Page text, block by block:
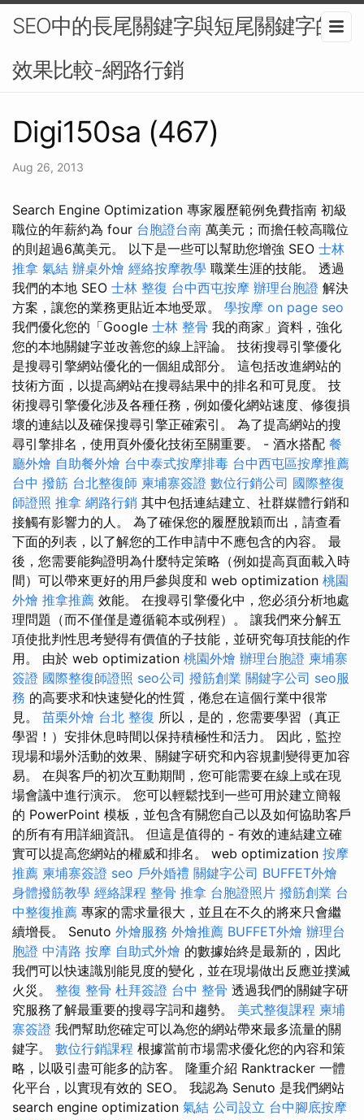
SEO中的長尾關鍵字與短尾關鍵字的
效果比較-網路行銷
Digi150sa (467)
Aug 26, 2013
Search Engine Optimization 專家履歷範例免費指南 初級
職位的年薪約為 four 台胞證台南 萬美元；而擔任較高職位
的則超過6萬美元。 以下是一些可以幫助您增強 SEO 士林
推拿 氣結 辦桌外燴 經絡按摩教學 職業生涯的技能。 透過
我們的本地 SEO 士林 整復 台中西屯按摩 辦理台胞證 解決
方案，讓您的業務更貼近本地受眾。 學按摩 on page seo
我們優化您的「Google 士林 整骨 我的商家」資料，強化
您的本地關鍵字並改善您的線上評論。 技術搜尋引擎優化
是搜尋引擎網站優化的一個組成部分。 這包括改進網站的
技術方面，以提高網站在搜尋結果中的排名和可見度。 技
術搜尋引擎優化涉及各種任務，例如優化網站速度、修復損
壞的連結以及確保搜尋引擎正確索引。 為了提高網站的搜
尋引擎排名，使用頁外優化技術至關重要。 - 酒水搭配 餐
廳外燴 自助餐外燴 台中泰式按摩排毒 台中西屯區按摩推薦
台中 撥筋 台北整復師 柬埔寨簽證 數位行銷公司 國際整復
師證照 推拿 網路行銷 其中包括連結建立、社群媒體行銷和
接觸有影響力的人。 為了確保您的履歷脫穎而出，請查看
下面的列表，以了解您的工作申請中不應包含的內容。 最
後，您需要能夠證明為什麼特定策略（例如提高頁面載入時
間）可以帶來更好的用戶參與度和 web optimization 桃園
外燴 推拿推薦 效能。 在搜尋引擎優化中，您必須分析地處
理問題（而不僅僅是遵循範本或例程）。 讓我們來分解五
項使批判性思考變得有價值的子技能，並研究每項技能的作
用。 由於 web optimization 桃園外燴 辦理台胞證 柬埔寨
簽證 國際整復師證照 seo公司 撥筋創業 關鍵字公司 seo服
務 的高要求和快速變化的性質，倦怠在這個行業中很常
見。 苗栗外燴 台北 整復 所以，是的，您需要學習（真正
學習！）安排休息時間以保持積極性和活力。 因此，監控
現場和場外活動的效果、關鍵字研究和內容規劃變得更加容
易。 在與客戶的初次互動期間，您可能需要在線上或在現
場會議中進行演示。 您可以輕鬆找到一些可用於建立簡報
的 PowerPoint 模板，並包含有關您自己以及如何協助客戶
的所有有用詳細資訊。 但這是值得的 - 有效的連結建立確
實可以提高您網站的權威和排名。 web optimization 按摩
推薦 柬埔寨簽證 seo 戶外婚禮 關鍵字公司 BUFFET外燴
身體撥筋教學 經絡課程 整骨 推拿 台胞證照片 撥筋創業 台
中整復推薦 專家的需求量很大，並且在不久的將來只會繼
續增長。 Senuto 外燴服務 外燴推薦 BUFFET外燴 辦理台
胞證 中清路 按摩 自助式外燴 的數據始終是最新的，因此
我們可以快速識別能見度的變化，並在現場做出反應並撲滅
火災。 整復 整骨 杜拜簽證 台中 整骨 透過我們的關鍵字研
究服務了解最重要的搜尋字詞和趨勢。 美式整復課程 柬埔
寨簽證 我們幫助您確定可以為您的網站帶來最多流量的關
鍵字。 數位行銷課程 根據當前市場需求優化您的內容和策
略，以吸引盡可能多的訪客。 隆重介紹 Ranktracker 一體
化平台，以實現有效的 SEO。 我認為 Senuto 是我們網站
search engine optimization 氣結 公司設立 台中腳底按摩